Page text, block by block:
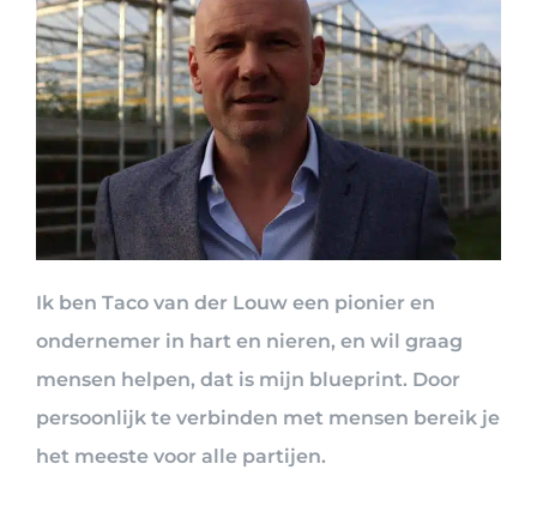
Ik ben Taco van der Louw een pionier en
ondernemer in hart en nieren, en wil graag
mensen helpen, dat is mijn blueprint. Door
persoonlijk te verbinden met mensen bereik je
het meeste voor alle partijen.